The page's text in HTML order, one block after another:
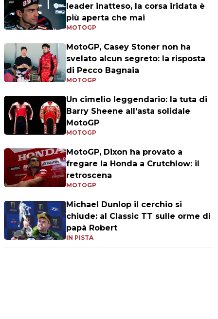
leader inatteso, la corsa iridata è
più aperta che mai
MOTOGP
MotoGP, Casey Stoner non ha
svelato alcun segreto: la risposta
di Pecco Bagnaia
MOTOGP
Un cimelio leggendario: la tuta di
Barry Sheene all’asta solidale
MotoGP
MOTOGP
MotoGP, Dixon ha provato a
fregare la Honda a Crutchlow: il
retroscena
MOTOGP
Michael Dunlop il cerchio si
chiude: al Classic TT sulle orme di
papà Robert
IN PISTA